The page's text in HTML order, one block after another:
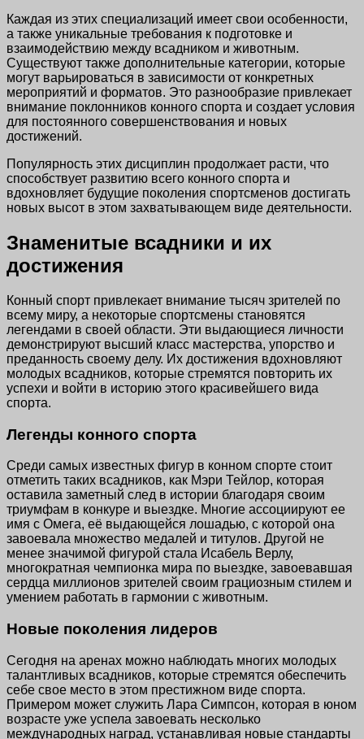
Каждая из этих специализаций имеет свои особенности,
а также уникальные требования к подготовке и
взаимодействию между всадником и животным.
Существуют также дополнительные категории, которые
могут варьироваться в зависимости от конкретных
мероприятий и форматов. Это разнообразие привлекает
внимание поклонников конного спорта и создает условия
для постоянного совершенствования и новых
достижений.
Популярность этих дисциплин продолжает расти, что
способствует развитию всего конного спорта и
вдохновляет будущие поколения спортсменов достигать
новых высот в этом захватывающем виде деятельности.
Знаменитые всадники и их
достижения
Конный спорт привлекает внимание тысяч зрителей по
всему миру, а некоторые спортсмены становятся
легендами в своей области. Эти выдающиеся личности
демонстрируют высший класс мастерства, упорство и
преданность своему делу. Их достижения вдохновляют
молодых всадников, которые стремятся повторить их
успехи и войти в историю этого красивейшего вида
спорта.
Легенды конного спорта
Среди самых известных фигур в конном спорте стоит
отметить таких всадников, как Мэри Тейлор, которая
оставила заметный след в истории благодаря своим
триумфам в конкуре и выездке. Многие ассоциируют ее
имя с Омега, её выдающейся лошадью, с которой она
завоевала множество медалей и титулов. Другой не
менее значимой фигурой стала Исабель Верлу,
многократная чемпионка мира по выездке, завоевавшая
сердца миллионов зрителей своим грациозным стилем и
умением работать в гармонии с животным.
Новые поколения лидеров
Сегодня на аренах можно наблюдать многих молодых
талантливых всадников, которые стремятся обеспечить
себе свое место в этом престижном виде спорта.
Примером может служить Лара Симпсон, которая в юном
возрасте уже успела завоевать несколько
международных наград, устанавливая новые стандарты